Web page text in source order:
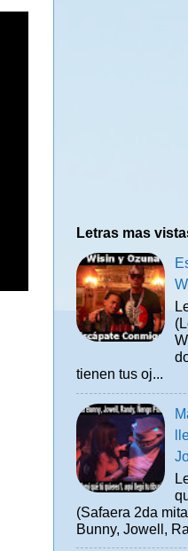
Letras mas
tienen tus oj...
(Safaera 2da
Bunny, Jowell,